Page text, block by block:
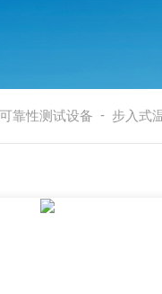
靠性测试设备 - 步入式